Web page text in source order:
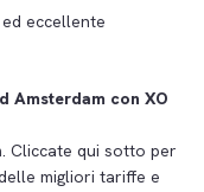
eccellente
Amsterdam con XO
Cliccate qui sotto per
migliori tariffe e